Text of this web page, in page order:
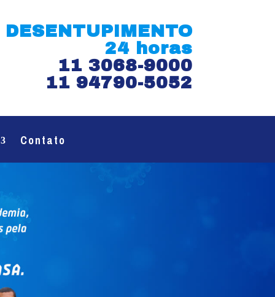
DESENTUPIMENTO
24 horas
11 3068-9000
11 94790-5052
Contato